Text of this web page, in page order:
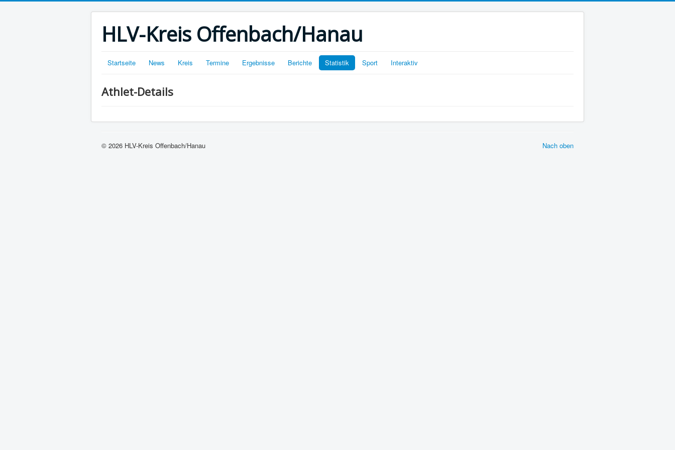
HLV-Kreis Offenbach/Hanau
Startseite News Kreis Termine Ergebnisse Berichte Statistik Sport Interaktiv
Athlet-Details
Nach oben
© 2026 HLV-Kreis Offenbach/Hanau